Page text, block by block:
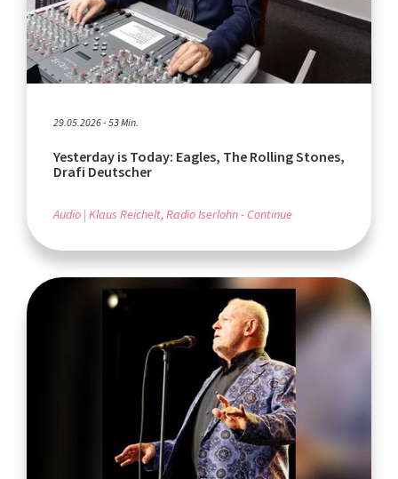
29.05.2026 - 53 Min.
Yesterday is Today: Eagles, The Rolling Stones,
Drafi Deutscher
Audio Klaus Reichelt, Radio Iserlohn - Continue